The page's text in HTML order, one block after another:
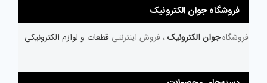
فروشگاه جوان الکترونیک
فروشگاهجوان الکترونیک ، فروش اینترنتی قطعات و لوازم الکترونیکی